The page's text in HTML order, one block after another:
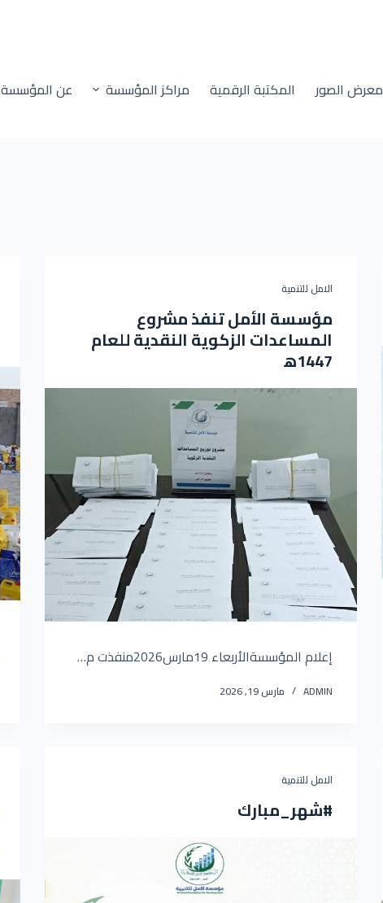
معرض الصور المكتبة الرقمية مراكز المؤسسة عن المؤسسة
الامل للتنمية
مؤسسة الأمل تنفذ مشروع
المساعدات الزكوية النقدية للعام
1447ه‍
إعلام المؤسسةالأربعاء 19مارس2026منفذت م…
ADMIN مارس 19, 2026
الامل للتنمية
#شهر_مبارك